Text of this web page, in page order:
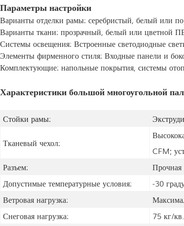
Параметры настройки
Варианты отделки рамы: серебристый, белый или
Варианты ткани: прозрачный, белый или цветной
Системы освещения: Встроенные светодиодные
Элементы фирменного стиля: Входные панели и
Комплектующие: напольные покрытия, системы
Характеристики большой многоугольной
Стойки рамы:
Тканевый чехол:
CFM;
Разъем:
Прочная
Допустимые температурные условия:
-30
Ветровая нагрузка:
Снеговая нагрузка:
75 кг/